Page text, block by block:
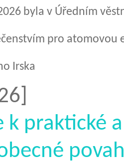
byla v Úředním
pro
Irska
k praktické